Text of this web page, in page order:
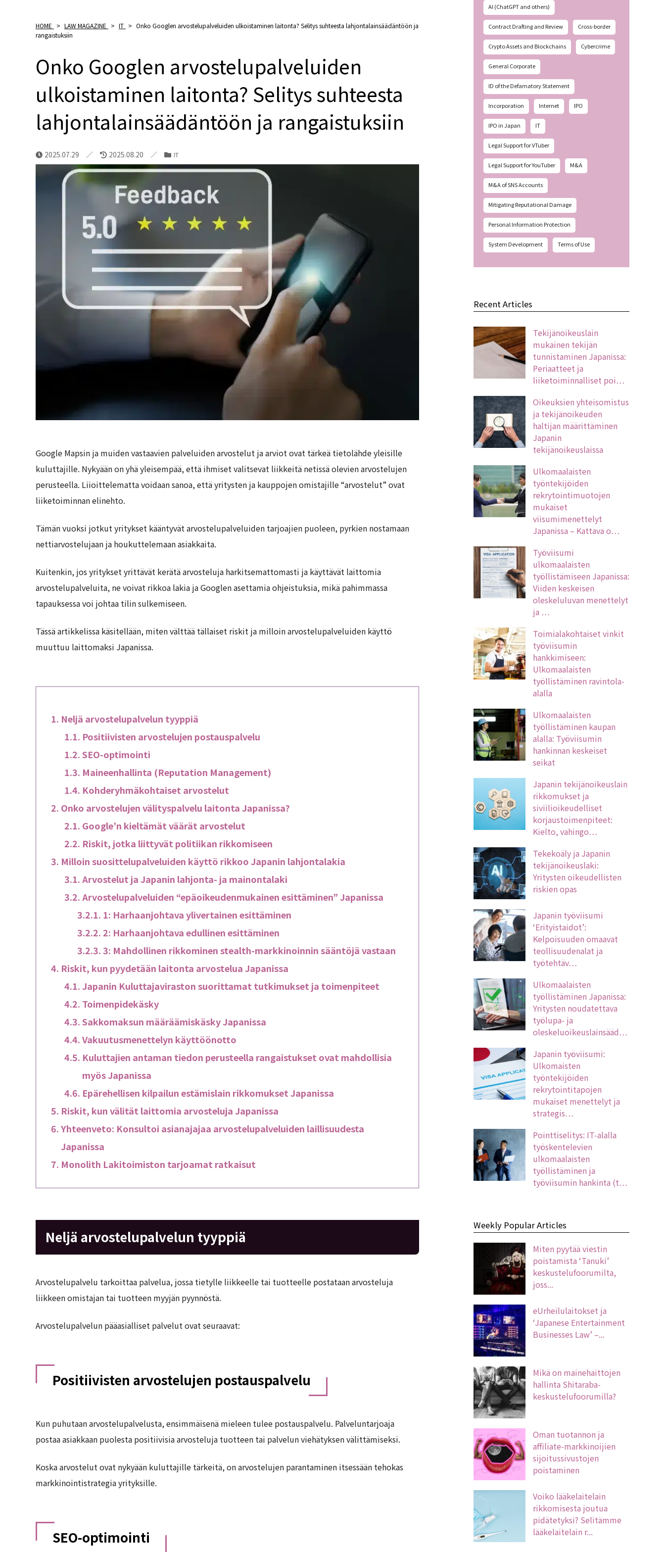
HOME > LAW MAGAZINE > IT > Onko Googlen arvostelupalveluiden ulkoistaminen laitonta? Selitys suhteesta lahjontalainsäädäntöön ja
rangaistuksiin
Onko Googlen arvostelupalveluiden
ulkoistaminen laitonta? Selitys suhteesta
lahjontalainsäädäntöön ja rangaistuksiin
2025.07.29 2025.08.20 IT
Google Mapsin ja muiden vastaavien palveluiden arvostelut ja arviot ovat tärkeä tietolähde yleisille
kuluttajille. Nykyään on yhä yleisempää, että ihmiset valitsevat liikkeitä netissä olevien arvostelujen
perusteella. Liioittelematta voidaan sanoa, että yritysten ja kauppojen omistajille “arvostelut” ovat
liiketoiminnan elinehto.
Tämän vuoksi jotkut yritykset kääntyvät arvostelupalveluiden tarjoajien puoleen, pyrkien nostamaan
nettiarvostelujaan ja houkuttelemaan asiakkaita.
Kuitenkin, jos yritykset yrittävät kerätä arvosteluja harkitsemattomasti ja käyttävät laittomia
arvostelupalveluita, ne voivat rikkoa lakia ja Googlen asettamia ohjeistuksia, mikä pahimmassa
tapauksessa voi johtaa tilin sulkemiseen.
Tässä artikkelissa käsitellään, miten välttää tällaiset riskit ja milloin arvostelupalveluiden käyttö
muuttuu laittomaksi Japanissa.
Neljä arvostelupalvelun tyyppiä
Positiivisten arvostelujen postauspalvelu
SEO-optimointi
Maineenhallinta (Reputation Management)
Kohderyhmäkohtaiset arvostelut
Onko arvostelujen välityspalvelu laitonta Japanissa?
Google’n kieltämät väärät arvostelut
Riskit, jotka liittyvät politiikan rikkomiseen
Milloin suosittelupalveluiden käyttö rikkoo Japanin lahjontalakia
Arvostelut ja Japanin lahjonta- ja mainontalaki
Arvostelupalveluiden “epäoikeudenmukainen esittäminen” Japanissa
1: Harhaanjohtava ylivertainen esittäminen
2: Harhaanjohtava edullinen esittäminen
3: Mahdollinen rikkominen stealth-markkinoinnin sääntöjä vastaan
Riskit, kun pyydetään laitonta arvostelua Japanissa
Japanin Kuluttajaviraston suorittamat tutkimukset ja toimenpiteet
Toimenpidekäsky
Sakkomaksun määräämiskäsky Japanissa
Vakuutusmenettelyn käyttöönotto
Kuluttajien antaman tiedon perusteella rangaistukset ovat mahdollisia
myös Japanissa
Epärehellisen kilpailun estämislain rikkomukset Japanissa
Riskit, kun välität laittomia arvosteluja Japanissa
Yhteenveto: Konsultoi asianajajaa arvostelupalveluiden laillisuudesta
Japanissa
Monolith Lakitoimiston tarjoamat ratkaisut
Neljä arvostelupalvelun tyyppiä
Arvostelupalvelu tarkoittaa palvelua, jossa tietylle liikkeelle tai tuotteelle postataan arvosteluja
liikkeen omistajan tai tuotteen myyjän pyynnöstä.
Arvostelupalvelun pääasialliset palvelut ovat seuraavat:
Positiivisten arvostelujen postauspalvelu
Kun puhutaan arvostelupalvelusta, ensimmäisenä mieleen tulee postauspalvelu. Palveluntarjoaja
postaa asiakkaan puolesta positiivisia arvosteluja tuotteen tai palvelun viehätyksen välittämiseksi.
Koska arvostelut ovat nykyään kuluttajille tärkeitä, on arvostelujen parantaminen itsessään tehokas
markkinointistrategia yrityksille.
SEO-optimointi
AI (ChatGPT and others)
Contract Drafting and Review Cross-border
Crypto Assets and Blockchains Cybercrime
General Corporate
ID of the Defamatory Statement
Incorporation Internet IPO
IPO in Japan IT
Legal Support for VTuber
Legal Support for YouTuber M&A
M&A of SNS Accounts
Mitigating Reputational Damage
Personal Information Protection
System Development Terms of Use
Recent Articles
Tekijänoikeuslain
mukainen tekijän
tunnistaminen Japanissa:
Periaatteet ja
liiketoiminnalliset poi…
Oikeuksien yhteisomistus
ja tekijänoikeuden
haltijan määrittäminen
Japanin
tekijänoikeuslaissa
Ulkomaalaisten
työntekijöiden
rekrytointimuotojen
mukaiset
viisumimenettelyt
Japanissa – Kattava o…
Työviisumi
ulkomaalaisten
työllistämiseen Japanissa:
Viiden keskeisen
oleskeluluvan menettelyt
ja …
Toimialakohtaiset vinkit
työviisumin
hankkimiseen:
Ulkomaalaisten
työllistäminen ravintola-
alalla
Ulkomaalaisten
työllistäminen kaupan
alalla: Työviisumin
hankinnan keskeiset
seikat
Japanin tekijänoikeuslain
rikkomukset ja
siviilioikeudelliset
korjaustoimenpiteet:
Kielto, vahingo…
Tekekoäly ja Japanin
tekijänoikeuslaki:
Yritysten oikeudellisten
riskien opas
Japanin työviisumi
‘Erityistaidot’:
Kelpoisuuden omaavat
teollisuudenalat ja
työtehtäv…
Ulkomaalaisten
työllistäminen Japanissa:
Yritysten noudatettava
työlupa- ja
oleskeluoikeuslainsääd…
Japanin työviisumi:
Ulkomaisten
työntekijöiden
rekrytointitapojen
mukaiset menettelyt ja
strategis…
Pointtiselitys: IT-alalla
työskentelevien
ulkomaalaisten
työllistäminen ja
työviisumin hankinta (t…
Weekly Popular Articles
Miten pyytää viestin
poistamista ‘Tanuki’
keskustelufoorumilta,
joss...
eUrheilulaitokset ja
‘Japanese Entertainment
Businesses Law’ –...
Mikä on mainehaittojen
hallinta Shitaraba-
keskustelufoorumilla?
Oman tuotannon ja
affiliate-markkinoijien
sijoitussivustojen
poistaminen
Voiko lääkelaitelain
rikkomisesta joutua
pidätetyksi? Selitämme
lääkelaitelain r...